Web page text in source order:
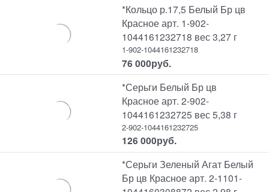
*Кольцо р.17,5 Белый Бр цв
Красное арт. 1-902-
1044161232718 вес 3,27 г
1-902-1044161232718
76 000руб.
*Серьги Белый Бр цв
Красное арт. 2-902-
1044161232725 вес 5,38 г
2-902-1044161232725
126 000руб.
*Серьги Зеленый Агат Белый
Бр цв Красное арт. 2-1101-